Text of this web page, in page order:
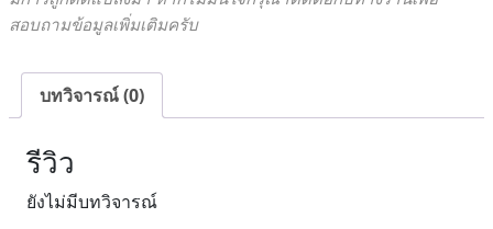
แอร์
นาล๊
เทียบ
สอบถามข้อมูลเพิ่มเติมครับ
บทวิจารณ์ (0)
รีวิว
ยังไม่มีบทวิจารณ์